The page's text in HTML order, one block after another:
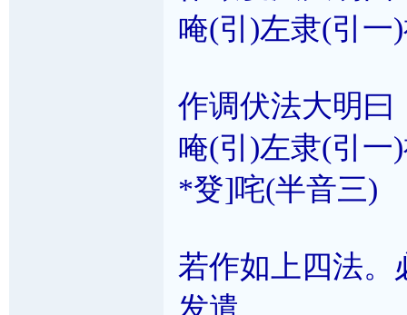
唵(引)左隶(引一
作调伏法大明曰
唵(引)左隶(引
*癹]咤(半音三)
若作如上四法。
发遣